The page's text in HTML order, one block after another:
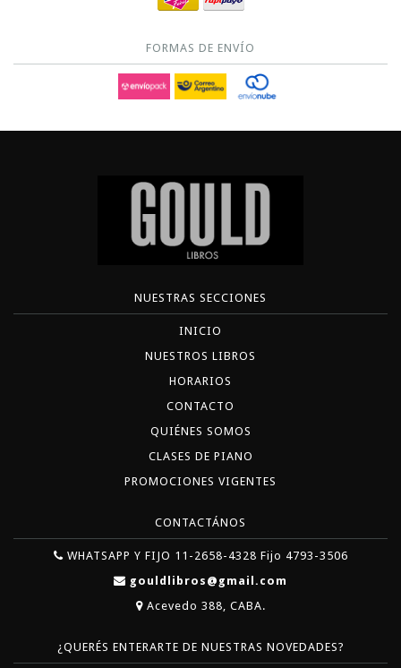
FORMAS DE ENVÍO
NUESTRAS SECCIONES
INICIO
NUESTROS LIBROS
HORARIOS
CONTACTO
QUIÉNES SOMOS
CLASES DE PIANO
PROMOCIONES VIGENTES
CONTACTÁNOS
WHATSAPP Y FIJO 11-2658-4328 Fijo 4793-3506
gouldlibros@gmail.com
Acevedo 388, CABA.
¿QUERÉS ENTERARTE DE NUESTRAS NOVEDADES?